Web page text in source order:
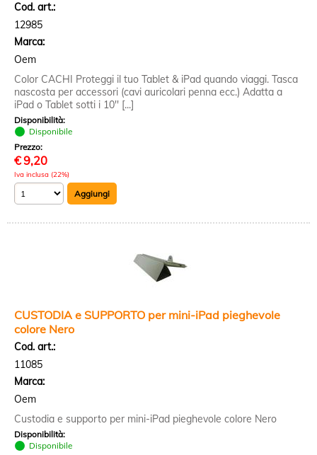
Cod. art.:
12985
Marca:
Oem
Color CACHI Proteggi il tuo Tablet & iPad quando viaggi. Tasca
nascosta per accessori (cavi auricolari penna ecc.) Adatta a
iPad o Tablet sotti i 10'' [...]
Disponibilità:
Disponibile
Prezzo:
€9,20
Iva inclusa (22%)
CUSTODIA e SUPPORTO per mini-iPad pieghevole
colore Nero
Cod. art.:
11085
Marca:
Oem
Custodia e supporto per mini-iPad pieghevole colore Nero
Disponibilità:
Disponibile